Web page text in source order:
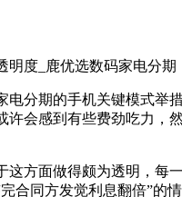
分期的手机关键模式
会感到有些费劲吃力
方面做得颇为透明，
合同方发觉利息翻倍”的情